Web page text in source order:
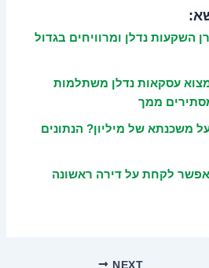
השקעות נדלן ומרוויחים בגדול
עסקאות נדלן משתלמות
ממך
משכנתא של מיליון? הנתונים
לקחת על דירה ראשונה
NEXT